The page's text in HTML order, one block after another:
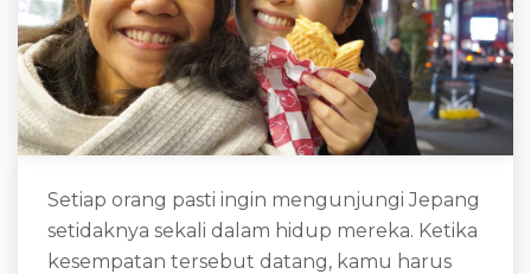
Setiap orang pasti ingin mengunjungi Jepang
setidaknya sekali dalam hidup mereka. Ketika
kesempatan tersebut datang, kamu harus